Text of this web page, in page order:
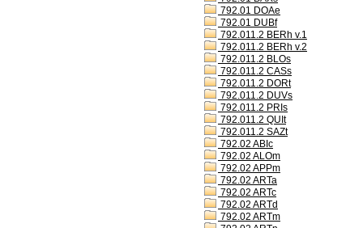
792.01 DOAe
792.01 DUBf
792.011.2 BERh v.1
792.011.2 BERh v.2
792.011.2 BLOs
792.011.2 CASs
792.011.2 DORt
792.011.2 DUVs
792.011.2 PRIs
792.011.2 QUIt
792.011.2 SAZt
792.02 ABIc
792.02 ALOm
792.02 APPm
792.02 ARTa
792.02 ARTc
792.02 ARTd
792.02 ARTm